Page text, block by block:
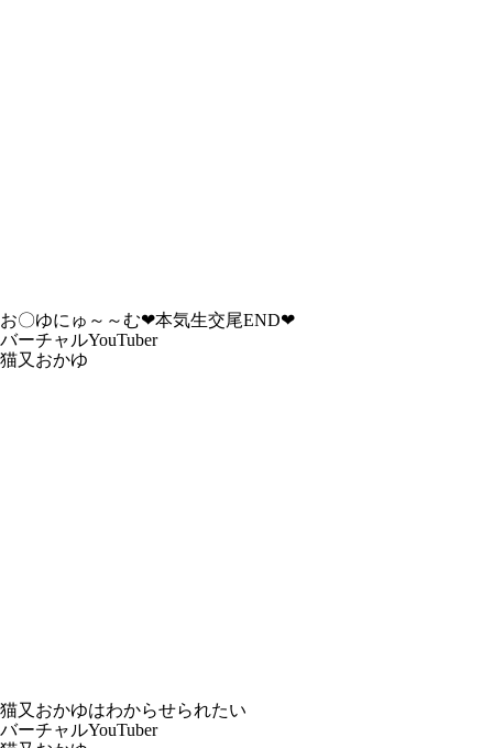
お〇ゆにゅ～～む❤︎本気生交尾END❤︎
バーチャルYouTuber
猫又おかゆ
猫又おかゆはわからせられたい
バーチャルYouTuber